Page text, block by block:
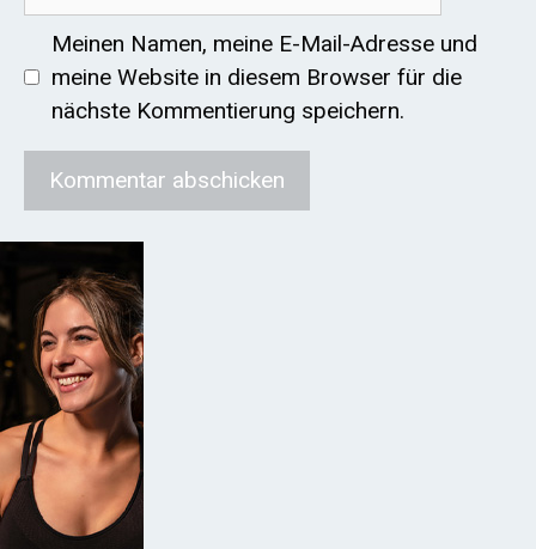
Meinen Namen, meine E-Mail-Adresse und
meine Website in diesem Browser für die
nächste Kommentierung speichern.